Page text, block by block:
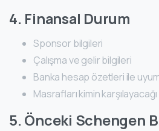
4. Finansal Durum
Sponsor bilgileri
Çalışma ve gelir bilgileri
Banka hesap özetleri ile
Masrafları kimin karşılayacağı
5. Önceki Schengen